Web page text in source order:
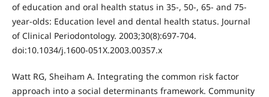
of education and oral health status in 35-, 50-, 65- and 75-
year-olds: Education level and dental health status. Journal
of Clinical Periodontology. 2003;30(8):697-704.
doi:10.1034/j.1600-051X.2003.00357.x
Watt RG, Sheiham A. Integrating the common risk factor
approach into a social determinants framework. Community